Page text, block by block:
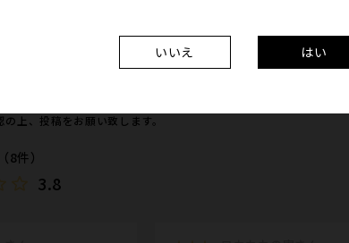
ー
ポイントプレゼント！
なる商品がございます。
の上、投稿をお願い致します。
8件）
3.8
いいえ はい